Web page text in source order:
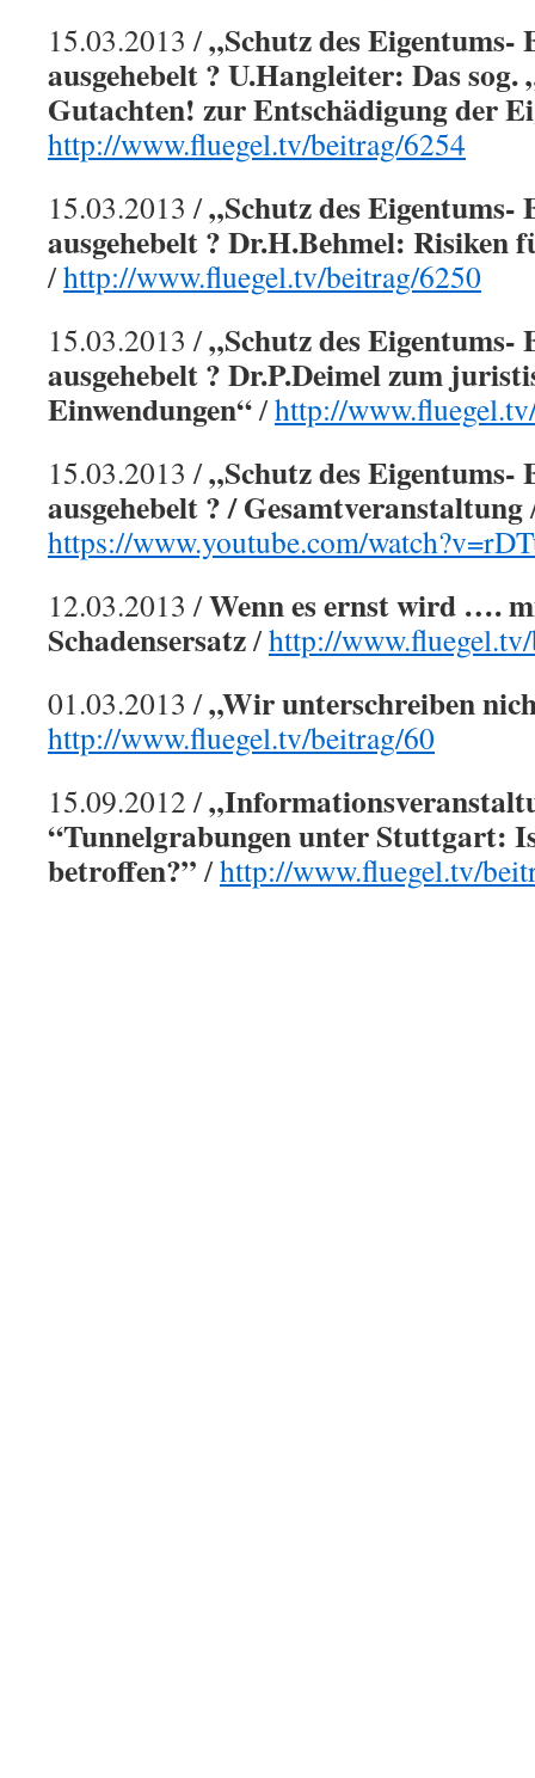
15.03.2013 /„Schutz des Eigentums-
ausgehebelt ? U.Hangleiter: Das
Gutachten! zur Entschädigung der
http://www.fluegel.tv/beitrag/6254
15.03.2013 /„Schutz des Eigentums-
ausgehebelt ? Dr.H.Behmel: Risiken
/http://www.fluegel.tv/beitrag/6250
15.03.2013 /„Schutz des Eigentums-
ausgehebelt ? Dr.P.Deimel zum
Einwendungen“/http://
15.03.2013 /„Schutz des Eigentums-
ausgehebelt ? / Gesamtveranstaltung
https://www.youtube.com/
12.03.2013 /Wenn es ernst wird ….
Schadensersatz/http://
01.03.2013 /„Wir unterschreiben
http://www.fluegel.tv/beitrag/60
15.09.2012 /
“Tunnelgrabungen unter Stuttgart:
betroffen?” /http://www.fluegel.tv/